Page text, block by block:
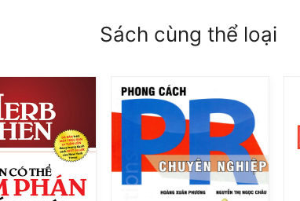
Sách cùng thể loại